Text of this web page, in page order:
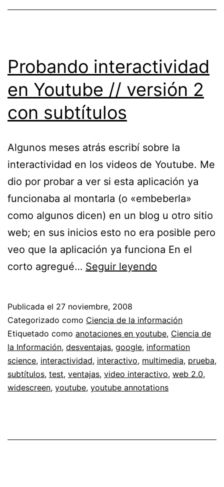
//
#Leylleras
Probando interactividad
en Youtube // versión 2
con subtítulos
Algunos meses atrás escribí sobre la
interactividad en los videos de Youtube. Me
dio por probar a ver si esta aplicación ya
funcionaba al montarla (o «embeberla»
como algunos dicen) en un blog u otro sitio
web; en sus inicios esto no era posible pero
veo que la aplicación ya funciona En el
corto agregué… Seguir leyendo
Youtube
//
versión
2
con
Publicada el 27 noviembre, 2008
Categorizado como Ciencia de la información
Etiquetado como anotaciones en youtube, Ciencia de
la Información, desventajas, google, information
science, interactividad, interactivo, multimedia, prueba,
subtítulos, test, ventajas, video interactivo, web 2.0,
widescreen, youtube, youtube annotations